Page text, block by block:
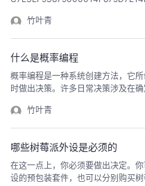
竹叶青
什么是概率编程
概率编程是一种系统创建方法，它
时做出决策。许多日常决策涉及在
率推理将我们对某种情况的认识和
键因素。直到最近，概率推理系统
竹叶青
哪些树莓派外设是必须的
在这一点上，你必须要做出决定。
设的预包装套件，也可以分别购买